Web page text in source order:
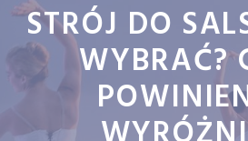
STRÓJ DO
WYBRAĆ?